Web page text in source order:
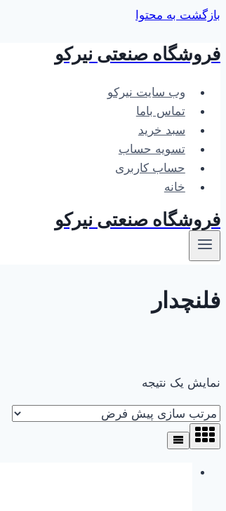
بازگشت به محتوا
فروشگاه صنعتی نیرکو
وب سایت نیرکو
تماس باما
سبد خرید
تسویه حساب
حساب کاربری
خانه
فروشگاه صنعتی نیرکو
فلنچدار
نمایش یک نتیجه